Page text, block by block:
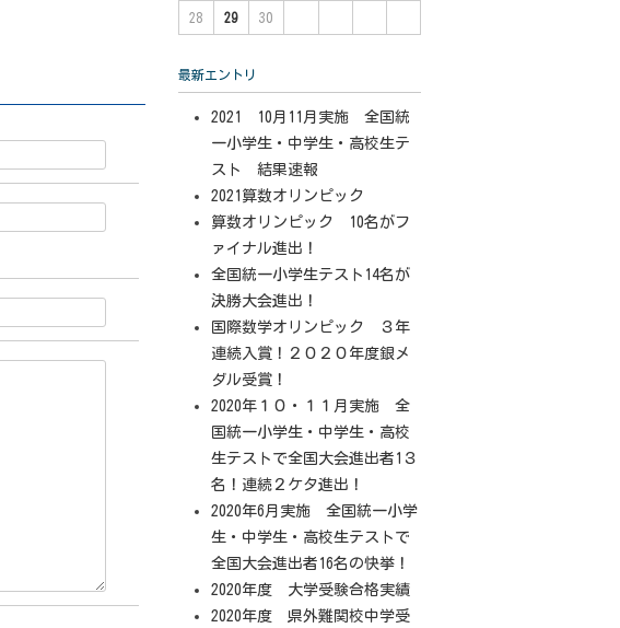
28 29 30
最新エントリ
2021 10月11月実施 全国統
一小学生・中学生・高校生テ
スト 結果速報
2021算数オリンピック
算数オリンピック 10名がフ
ァイナル進出！
全国統一小学生テスト14名が
決勝大会進出！
国際数学オリンピック ３年
連続入賞！２０２０年度銀メ
ダル受賞！
2020年１０・１１月実施 全
国統一小学生・中学生・高校
生テストで全国大会進出者1３
名！連続２ケタ進出！
2020年6月実施 全国統一小学
生・中学生・高校生テストで
全国大会進出者16名の快挙！
2020年度 大学受験合格実績
2020年度 県外難関校中学受